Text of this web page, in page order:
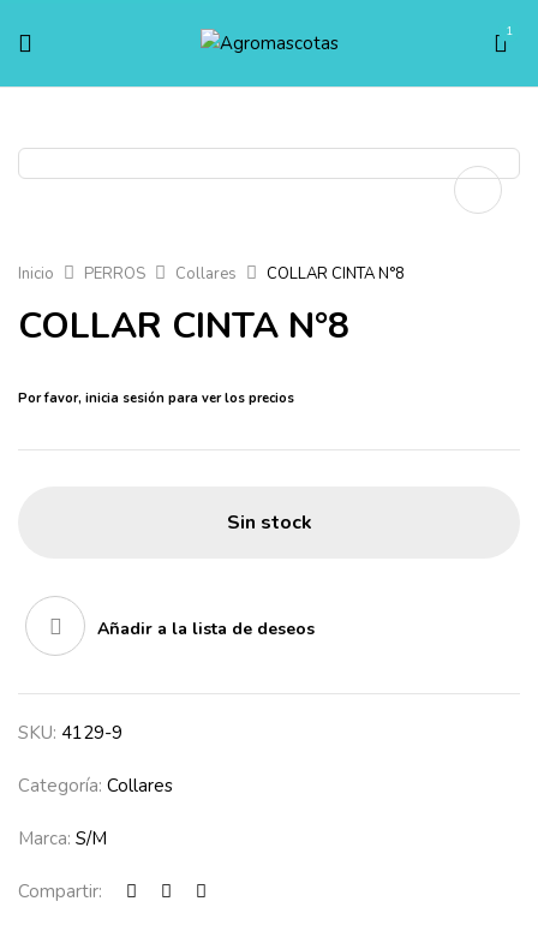
1
Inicio PERROS Collares COLLAR CINTA N°8
COLLAR CINTA N°8
Por favor, inicia sesión para ver los precios
Sin stock
Añadir a la lista de deseos
SKU: 4129-9
Categoría: Collares
Marca: S/M
Compartir: